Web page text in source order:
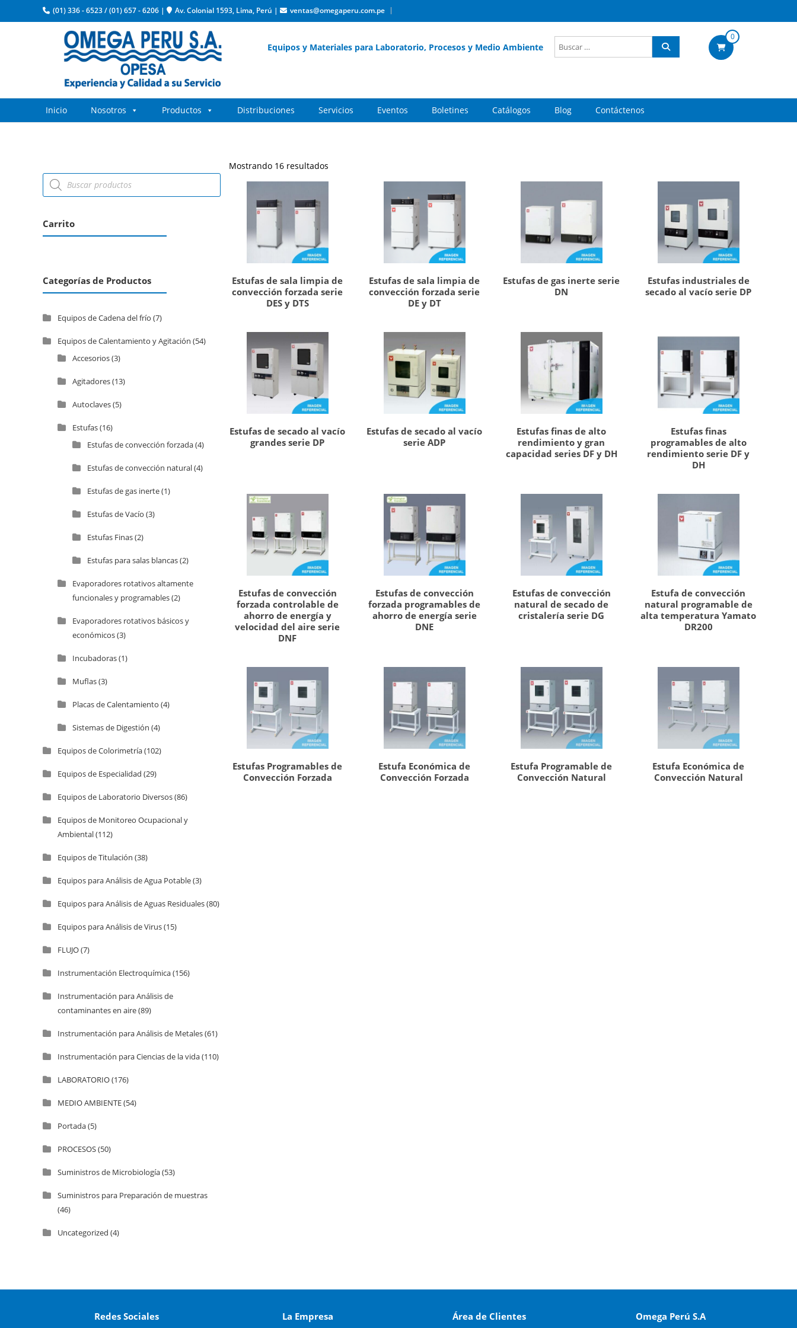
(01) 336 - 6523/(01) 657 - 6206 | Av. Colonial 1593, Lima, Perú | ventas@omegaperu.com.pe
Equipos y Materiales para Laboratorio, Procesos y Medio Ambiente
0
Inicio Nosotros Productos Distribuciones Servicios Eventos Boletines Catálogos Blog Contáctenos
Mostrando 16 resultados
Estufas de sala limpia de
convección forzada serie
DES y DTS
Estufas de sala limpia de
convección forzada serie
DE y DT
Estufas de gas inerte serie
DN
Estufas industriales de
secado al vacío serie DP
Estufas de secado al vacío
grandes serie DP
Estufas de secado al vacío
serie ADP
Estufas finas de alto
rendimiento y gran
capacidad series DF y DH
Estufas finas
programables de alto
rendimiento serie DF y
DH
Estufas de convección
forzada controlable de
ahorro de energía y
velocidad del aire serie
DNF
Estufas de convección
forzada programables de
ahorro de energía serie
DNE
Estufas de convección
natural de secado de
cristalería serie DG
Estufa de convección
natural programable de
alta temperatura Yamato
DR200
Estufas Programables de
Convección Forzada
Estufa Económica de
Convección Forzada
Estufa Programable de
Convección Natural
Estufa Económica de
Convección Natural
Carrito
Categorías de Productos
Equipos de Cadena del frío (7)
Equipos de Calentamiento y Agitación (54)
Accesorios(3)
Agitadores(13)
Autoclaves(5)
Estufas(16)
Estufas de convección forzada(4)
Estufas de convección natural(4)
Estufas de gas inerte(1)
Estufas de Vacío (3)
Estufas Finas(2)
Estufas para salas blancas(2)
Evaporadores rotativos altamente
funcionales y programables(2)
Evaporadores rotativos básicos y
económicos(3)
Incubadoras(1)
Muflas(3)
Placas de Calentamiento (4)
Sistemas de Digestión (4)
Equipos de Colorimetría(102)
Equipos de Especialidad (29)
Equipos de Laboratorio Diversos(86)
Equipos de Monitoreo Ocupacional y
Ambiental(112)
Equipos de Titulación (38)
Equipos para Análisis de Agua Potable(3)
Equipos para Análisis de Aguas Residuales(80)
Equipos para Análisis de Virus(15)
FLUJO(7)
Instrumentación Electroquímica(156)
Instrumentación para Análisis de
contaminantes en aire(89)
Instrumentación para Análisis de Metales(61)
Instrumentación para Ciencias de la vida(110)
LABORATORIO(176)
MEDIO AMBIENTE(54)
Portada(5)
PROCESOS(50)
Suministros de Microbiología(53)
Suministros para Preparación de muestras
(46)
Uncategorized (4)
Redes Sociales La Empresa Área de Clientes Omega Perú S.A